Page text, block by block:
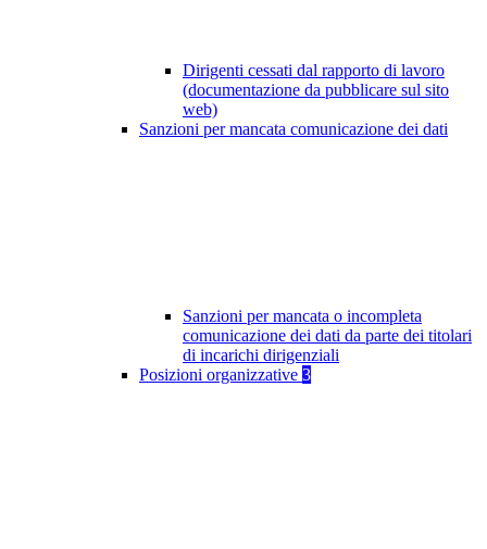
Dirigenti cessati dal rapporto di lavoro
(documentazione da pubblicare sul sito
web)
Sanzioni per mancata comunicazione dei dati
Sanzioni per mancata o incompleta
comunicazione dei dati da parte dei titolari
di incarichi dirigenziali
Posizioni organizzative 3